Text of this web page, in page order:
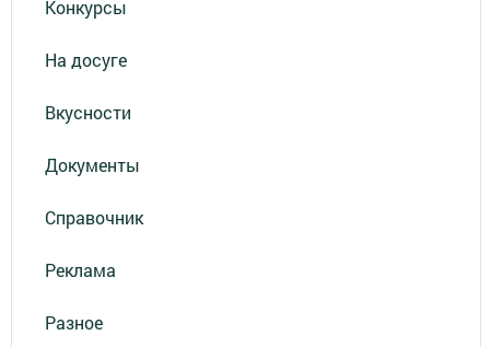
Конкурсы
На досуге
Вкусности
Документы
Справочник
Реклама
Разное